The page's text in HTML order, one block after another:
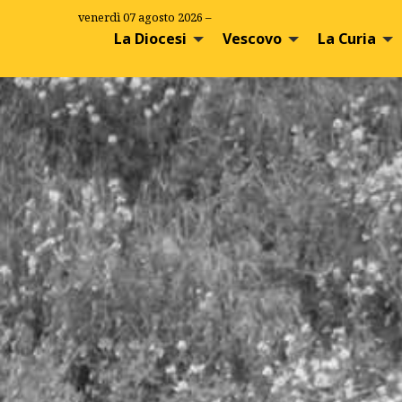
p
t
o
c
o
n
t
e
n
t
La Diocesi Vescovo La Curia
venerdì 07 agosto 2026 –